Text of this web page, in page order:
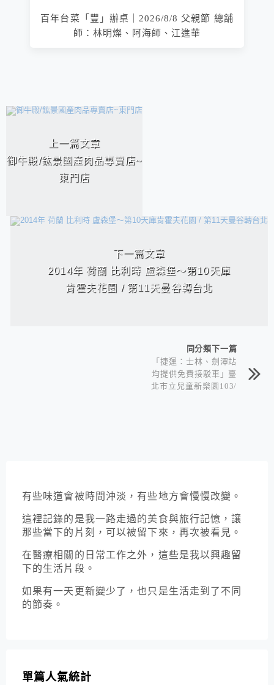
百年台菜「豐」辦桌｜2026/8/8 父親節 總舖
師：林明燦、阿海師、江進華
相連文章
上一篇文章
御牛殿/鈜景國產肉品專賣店~
東門店
下一篇文章
2014年 荷蘭 比利時 盧森堡～第10天庫
肯霍夫花園 / 第11天曼谷轉台北
同分類下一篇
「捷運：士林、劍潭站
均提供免費接駁車」臺
北市立兒童新樂園103/
有些味道會被時間沖淡，有些地方會慢慢改變。
這裡記錄的是我一路走過的美食與旅行記憶，讓
那些當下的片刻，可以被留下來，再次被看見。
在醫療相關的日常工作之外，這些是我以興趣留
下的生活片段。
如果有一天更新變少了，也只是生活走到了不同
的節奏。
單篇人氣統計